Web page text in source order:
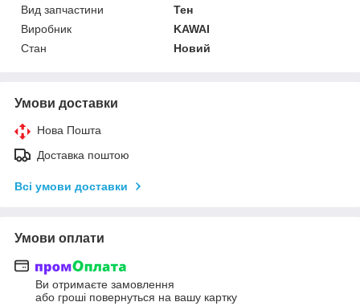
Вид запчастини
Тен
Виробник
KAWAI
Стан
Новий
Умови доставки
Нова Пошта
Доставка поштою
Всі умови доставки
Умови оплати
Ви отримаєте замовлення
або гроші повернуться на вашу картку